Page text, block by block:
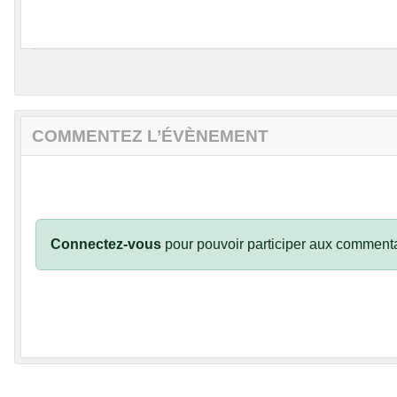
COMMENTEZ L’ÉVÈNEMENT
Connectez-vous pour pouvoir participer aux